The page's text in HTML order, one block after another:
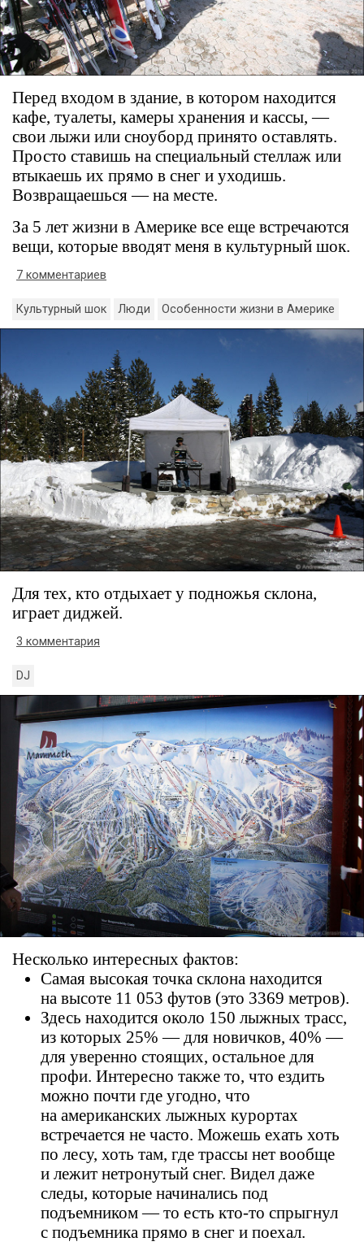
Перед входом в здание, в котором находится
кафе, туалеты, камеры хранения и кассы, —
свои лыжи или сноуборд принято оставлять.
Просто ставишь на специальный стеллаж или
втыкаешь их прямо в снег и уходишь.
Возвращаешься — на месте.
За 5 лет жизни в Америке все еще встречаются
вещи, которые вводят меня в культурный шок.
7 комментариев
Культурный шок Люди Особенности жизни в Америке
Для тех, кто отдыхает у подножья склона,
играет диджей.
3 комментария
DJ
Несколько интересных фактов:
Самая высокая точка склона находится
на высоте 11 053 футов (это 3369 метров).
Здесь находится около 150 лыжных трасс,
из которых 25% — для новичков, 40% —
для уверенно стоящих, остальное для
профи. Интересно также то, что ездить
можно почти где угодно, что
на американских лыжных курортах
встречается не часто. Можешь ехать хоть
по лесу, хоть там, где трассы нет вообще
и лежит нетронутый снег. Видел даже
следы, которые начинались под
подъемником — то есть кто-то спрыгнул
с подъемника прямо в снег и поехал.